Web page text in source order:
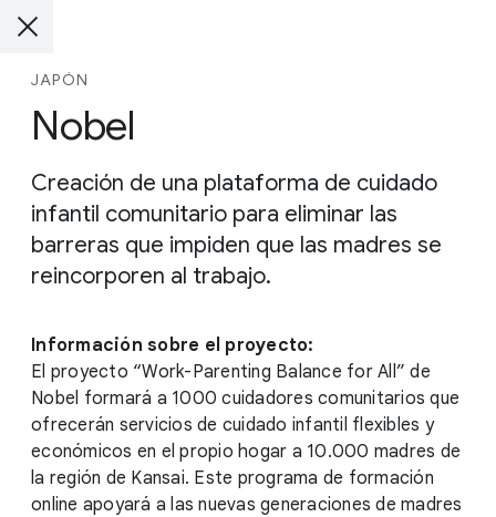
JAPÓN
Nobel
Creación de una plataforma de cuidado
infantil comunitario para eliminar las
barreras que impiden que las madres se
reincorporen al trabajo.
Información sobre el proyecto:
El proyecto “Work-Parenting Balance for All” de
Nobel formará a 1000 cuidadores comunitarios que
ofrecerán servicios de cuidado infantil flexibles y
económicos en el propio hogar a 10.000 madres de
la región de Kansai. Este programa de formación
online apoyará a las nuevas generaciones de madres